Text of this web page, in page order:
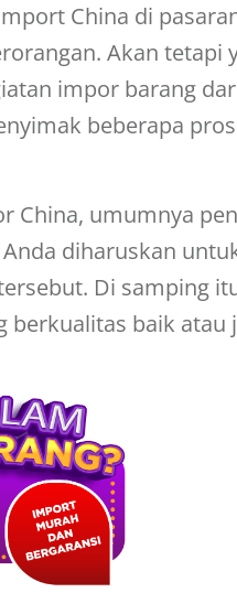
China di
Akan tetapi
impor barang
beberapa
China, umumnya
diharuskan
Di samping
baik atau